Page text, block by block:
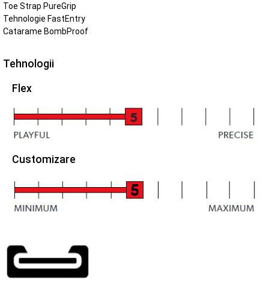
Toe Strap PureGrip
Tehnologie FastEntry
Catarame BombProof
Tehnologii
Flex
Customizare